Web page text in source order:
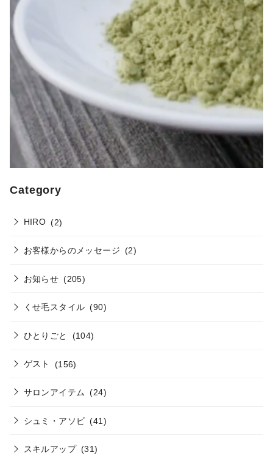
Category
HIRO (2)
お客様からのメッセージ (2)
お知らせ (205)
くせ毛スタイル (90)
ひとりごと (104)
ゲスト (156)
サロンアイテム (24)
シュミ・アソビ (41)
スキルアップ (31)